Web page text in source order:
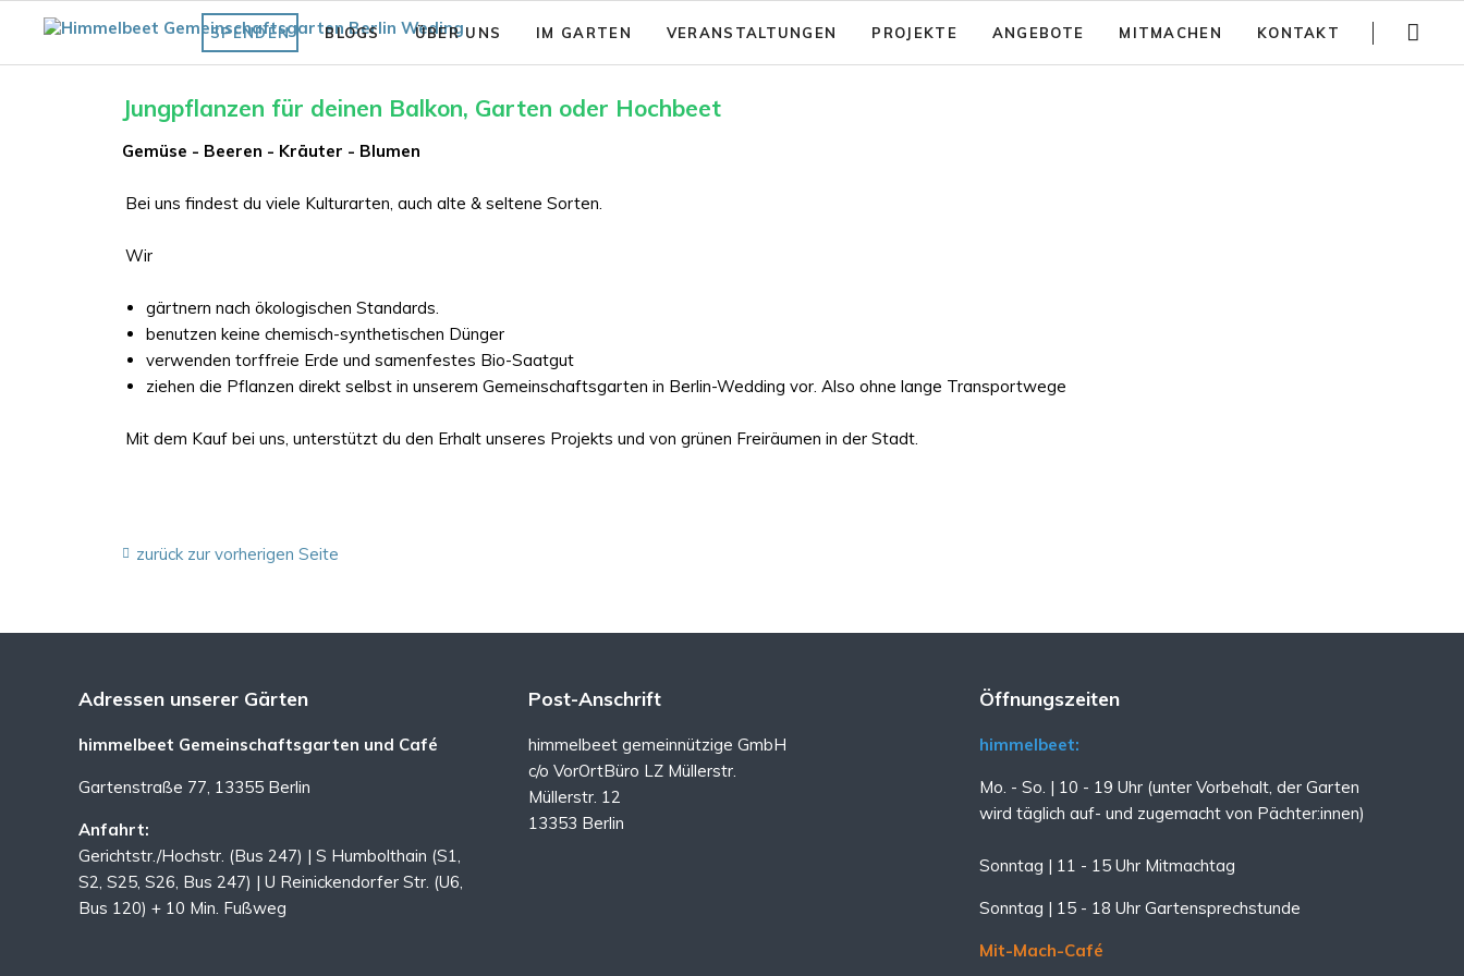
überspringen
SPENDEN BLOGS
Garten
ÜBER UNS
Auszeichnungen
IM GARTEN VERANSTALTUNGEN PROJEKTE ANGEBOTE MITMACHEN KONTAKT
Jungpflanzen für deinen Balkon, Garten oder Hochbeet
Gemüse - Beeren - Kräuter - Blumen
Bei uns findest du viele Kulturarten, auch alte & seltene Sorten.
Wir
gärtnern nach ökologischen Standards.
benutzen keine chemisch-synthetischen Dünger
verwenden torffreie Erde und samenfestes Bio-Saatgut
ziehen die Pflanzen direkt selbst in unserem Gemeinschaftsgarten in Berlin-Wedding vor. Also ohne lange Transportwege
Mit dem Kauf bei uns, unterstützt du den Erhalt unseres Projekts und von grünen Freiräumen in der Stadt.
zurück zur vorherigen Seite
Adressen unserer Gärten
himmelbeet Gemeinschaftsgarten und Café
Gartenstraße 77, 13355 Berlin
Anfahrt:
Gerichtstr./Hochstr. (Bus 247) | S Humbolthain (S1,
S2, S25, S26, Bus 247) | U Reinickendorfer Str. (U6,
Bus 120) + 10 Min. Fußweg
Post-Anschrift
himmelbeet gemeinnützige GmbH
c/o VorOrtBüro LZ Müllerstr.
Müllerstr. 12
13353 Berlin
Öffnungszeiten
himmelbeet:
Mo. - So. | 10 - 19 Uhr (unter Vorbehalt, der Garten
wird täglich auf- und zugemacht von Pächter:innen)
Sonntag | 11 - 15 Uhr Mitmachtag
Sonntag | 15 - 18 Uhr Gartensprechstunde
Mit-Mach-Café